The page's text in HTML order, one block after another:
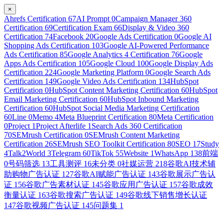
×
Ahrefs Certification 67AI Prompt 0Campaign Manager 360
Certification 69Certification Exam 66Display & Video 360
Certification 74Facebook 20Google Ads Certification 0Google AI
Shopping Ads Certification 103Google AI-Powered Performance
Ads Certification 85Google Analytics 4 Certification 76Google
Apps Ads Certification 105Google Cloud 100Google Display Ads
Certification 224Google Marketing Platform 0Google Search Ads
Certification 149Google Video Ads Certification 134HubSpot
Certification 0HubSpot Content Marketing Certification 60HubSpot
Email Marketing Certification 60HubSpot Inbound Marketing
Certification 60HubSpot Social Media Marketing Certification
60Line 0Memo 4Meta Blueprint Certification 80Meta Certification
0Project 1Project Afterlife 1 Search Ads 360 Certification
70SEMrush Certification 0SEMrush Content Marketing
Certification 26SEMrush SEO Toolkit Certification 80SEO 17Study
4Talk2World 3Telegram 60TikTok 55Website 1WhatsApp 138前端
0号码筛选 13工具测评 16未分类 0社媒运营 218谷歌AI技术辅
助购物广告认证 127谷歌AI赋能广告认证 143谷歌展示广告认
证 156谷歌广告素材认证 145谷歌应用广告认证 157谷歌成效
衡量认证 163谷歌搜索广告认证 149谷歌线下销售增长认证
147谷歌视频广告认证 145问题集 1